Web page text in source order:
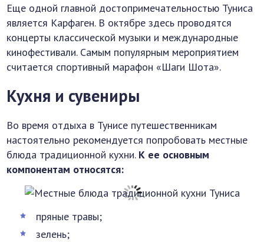
Еще одной главной достопримечательностью Туниса
является Карфаген. В октябре здесь проводятся
концерты классической музыки и международные
кинофестивали. Самым популярным мероприятием
считается спортивный марафон «Шаги Шота».
Кухня и сувениры
Во время отдыха в Тунисе путешественникам
настоятельно рекомендуется попробовать местные
блюда традиционной кухни. К ее основным
компонентам относятся:
пряные травы;
зелень;